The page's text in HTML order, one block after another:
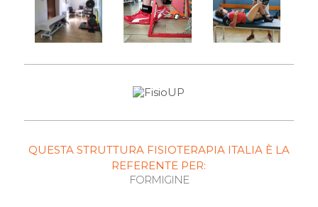
QUESTA STRUTTURA FISIOTERAPIA ITALIA È LA
REFERENTE PER:
FORMIGINE